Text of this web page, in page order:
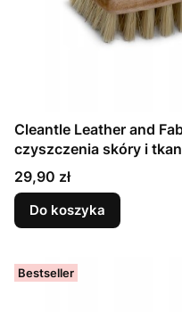
Cleantle Leather and
czyszczenia skóry i
Cena
29,90 zł
Do koszyka
Bestseller